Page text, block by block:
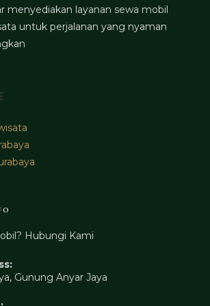
menyediakan layanan sewa mobil
untuk perjalanan yang nyaman
Hubungi Kami
Gunung Anyar Jaya